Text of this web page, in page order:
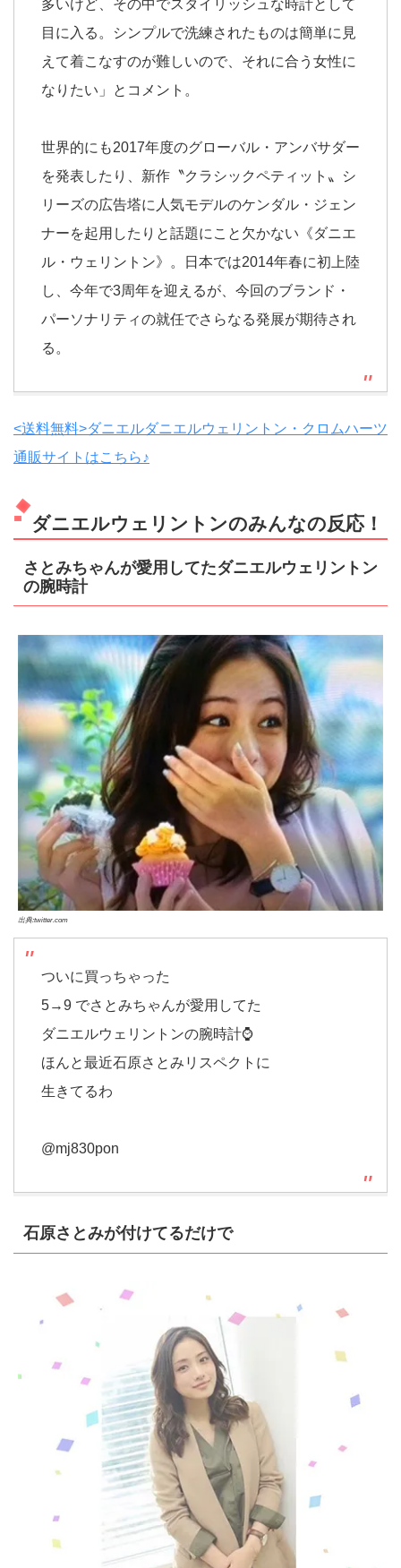
多いけど、その中でスタイリッシュな時計として
目に入る。シンプルで洗練されたものは簡単に見
えて着こなすのが難しいので、それに合う女性に
なりたい」とコメント。
世界的にも2017年度のグローバル・アンバサダー
を発表したり、新作〝クラシックペティット〟シ
リーズの広告塔に人気モデルのケンダル・ジェン
ナーを起用したりと話題にこと欠かない《ダニエ
ル・ウェリントン》。日本では2014年春に初上陸
し、今年で3周年を迎えるが、今回のブランド・
パーソナリティの就任でさらなる発展が期待され
る。
<送料無料>ダニエルダニエルウェリントン・クロムハーツ
通販サイトはこちら♪
ダニエルウェリントンのみんなの反応！
さとみちゃんが愛用してたダニエルウェリントン
の腕時計
出典:twitter.com
ついに買っちゃった
5→9 でさとみちゃんが愛用してた
ダニエルウェリントンの腕時計⌚️
ほんと最近石原さとみリスペクトに
生きてるわ
‏@mj830pon
石原さとみが付けてるだけで